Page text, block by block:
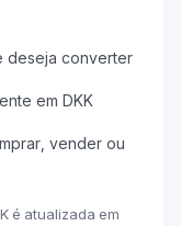
deseja converter
em DKK
vender ou
é atualizada em